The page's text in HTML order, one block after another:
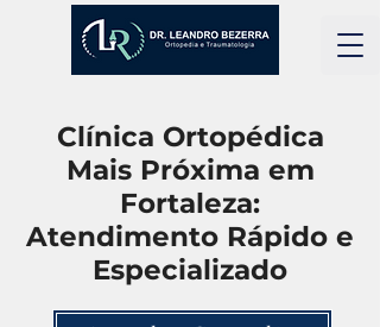
Clínica Ortopédica
Mais Próxima em
Fortaleza:
Atendimento Rápido e
Especializado